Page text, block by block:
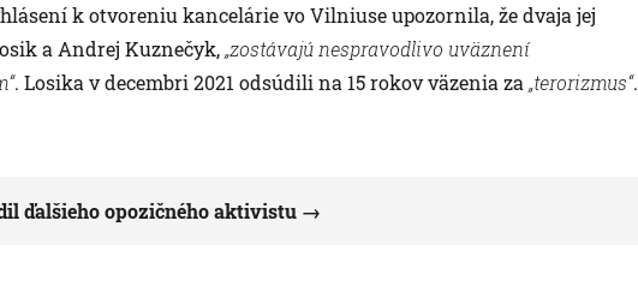
k otvoreniu kancelárie vo Vilniuse upozornila, že dvaja jej
a Andrej Kuznečyk,„zostávajú nespravodlivo uväznení
. Losika v decembri 2021 odsúdili na 15 rokov väzenia za„terorizmus“.
ďalšieho opozičného aktivistu